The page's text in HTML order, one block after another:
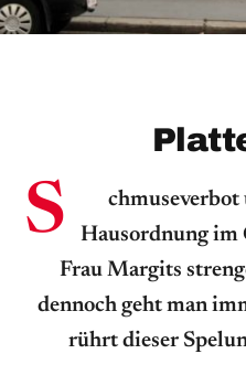
S
Hausordnung
Frau Margits
dennoch geht man
rührt dieser